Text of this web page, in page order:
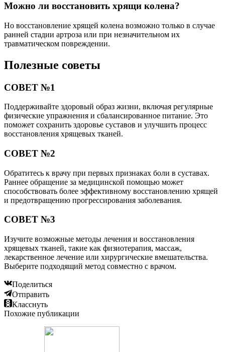
Можно ли восстановить хрящи колена?
Но восстановление хрящей колена возможно только в случае
ранней стадии артроза или при незначительном их
травматическом повреждении.
Полезные советы
СОВЕТ №1
Поддерживайте здоровый образ жизни, включая регулярные
физические упражнения и сбалансированное питание. Это
поможет сохранить здоровье суставов и улучшить процесс
восстановления хрящевых тканей.
СОВЕТ №2
Обратитесь к врачу при первых признаках боли в суставах.
Раннее обращение за медицинской помощью может
способствовать более эффективному восстановлению хрящей
и предотвращению прогрессирования заболевания.
СОВЕТ №3
Изучите возможные методы лечения и восстановления
хрящевых тканей, такие как физиотерапия, массаж,
лекарственное лечение или хирургические вмешательства.
Выберите подходящий метод совместно с врачом.
Поделиться
Отправить
Класснуть
Похожие публикации